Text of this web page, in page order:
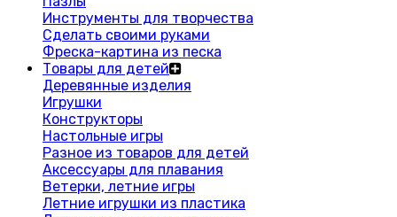
Инструменты для творчества
Сделать своими руками
Фреска-картина из песка
Товары для детей
Деревянные изделия
Игрушки
Конструкторы
Настольные игры
Разное из товаров для детей
Аксессуары для плавания
Ветерки, летние игры
Летние игрушки из пластика